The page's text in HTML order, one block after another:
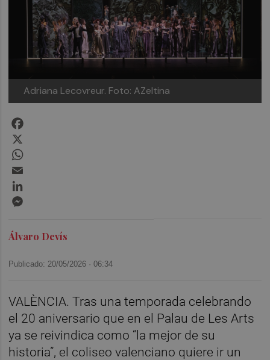
Adriana Lecovreur. Foto: AZeltina
Álvaro Devís
Publicado: 20/05/2026 ·06:34
VALÈNCIA. Tras una temporada celebrando
el 20 aniversario que en el Palau de Les Arts
ya se reivindica como “la mejor de su
historia”, el coliseo valenciano quiere ir un